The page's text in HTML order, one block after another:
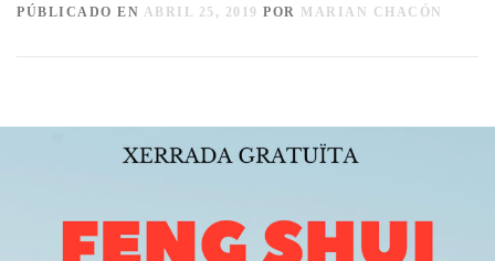
PÚBLICADO EN ABRIL 25, 2019 POR MARIAN CHACÓN